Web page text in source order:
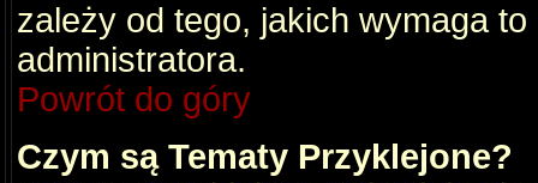
zależy od tego, jakich wymaga
administratora.
Powrót do góry
Czym są Tematy Przyklejone?